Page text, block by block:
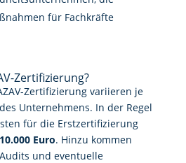
für Fachkräfte
Zertifizierung?
Zertifizierung variieren je
Unternehmens. In der Regel
für die Erstzertifizierung
Euro. Hinzu kommen
und eventuelle